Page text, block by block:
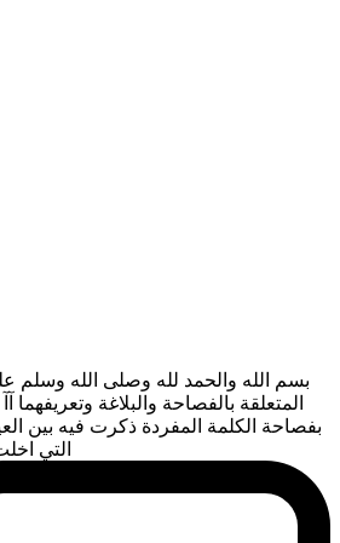
بسم الله والحمد لله وصلى الله وسلم
المتعلقة بالفصاحة والبلاغة وتعريفهما
بفصاحة الكلمة المفردة ذكرت فيه بين
التي